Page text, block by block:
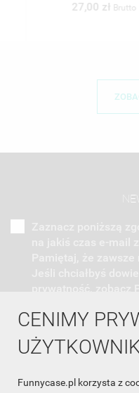
CENIMY
Funnycase.pl korzysta z
27,00 zł Brutto
INFORMACJA O SKLEPIE